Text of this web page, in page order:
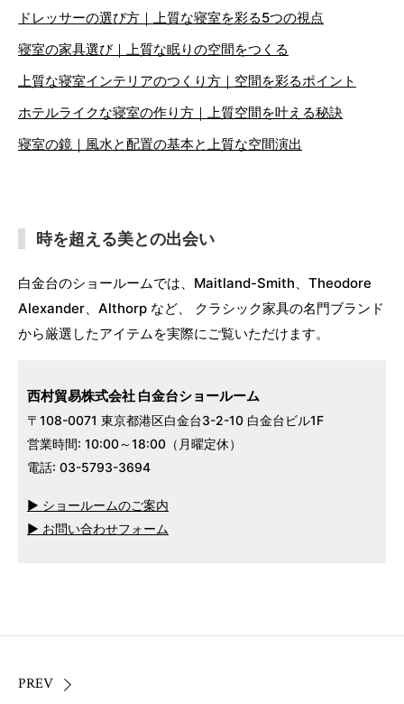
ドレッサーの選び方｜上質な寝室を彩る5つの視点
寝室の家具選び｜上質な眠りの空間をつくる
上質な寝室インテリアのつくり方｜空間を彩るポイント
ホテルライクな寝室の作り方｜上質空間を叶える秘訣
寝室の鏡｜風水と配置の基本と上質な空間演出
時を超える美との出会い
白金台のショールームでは、Maitland-Smith、Theodore
Alexander、Althorp など、 クラシック家具の名門ブランド
から厳選したアイテムを実際にご覧いただけます。
西村貿易株式会社 白金台ショールーム
〒108-0071 東京都港区白金台3-2-10 白金台ビル1F
営業時間: 10:00～18:00（月曜定休）
電話: 03-5793-3694
▶ ショールームのご案内
▶ お問い合わせフォーム
PREV